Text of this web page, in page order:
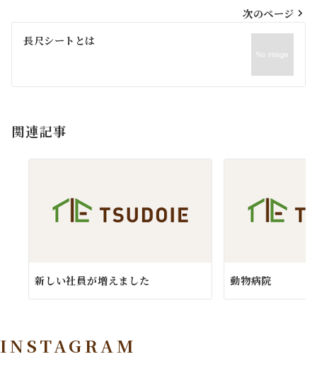
ビ
ゲ
シ
ン
次のページ
長尺シートとは
関連記事
新しい社員が増えました 動物病院
INSTAGRAM